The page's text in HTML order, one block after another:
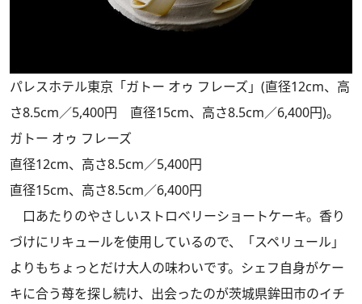
パレスホテル東京「ガトー オゥ フレーズ」(直径12cm、高
さ8.5cm／5,400円 直径15cm、高さ8.5cm／6,400円)。
ガトー オゥ フレーズ
直径12cm、高さ8.5cm／5,400円
直径15cm、高さ8.5cm／6,400円
口あたりのやさしいストロベリーショートケーキ。香り
づけにリキュールを使用しているので、「スペリュール」
よりもちょっとだけ大人の味わいです。シェフ自身がケー
キに合う苺を探し続け、出会ったのが茨城県鉾田市のイチ